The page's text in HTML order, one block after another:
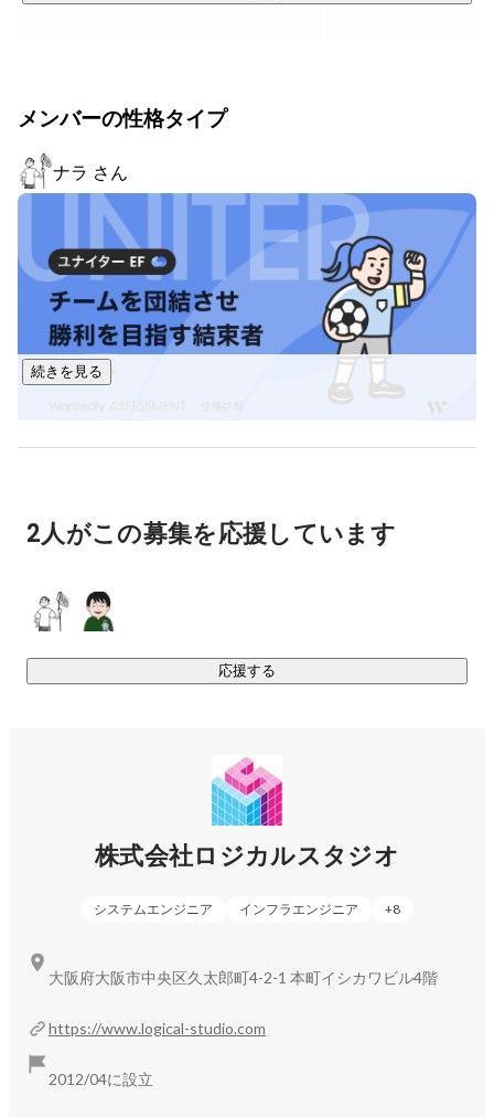
メンバーの性格タイプ
ナラ さん
続きを見る
2人がこの募集を応援しています
応援する
株式会社ロジカルスタジオ
システムエンジニア インフラエンジニア +8
https://www.logical-studio.com
2012/04に設立
大阪府大阪市中央区久太郎町4-2-1 本町イシカワビル4階